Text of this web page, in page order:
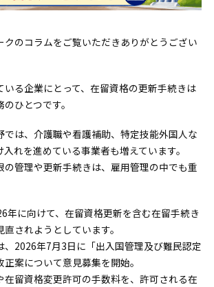
クのコラムをご覧いただきありがとうござい
いる企業にとって、在留資格の更新手続きは
ひとつです。
では、介護職や看護補助、特定技能外国人な
れを進めている事業者も増えています。
の管理や更新手続きは、雇用管理の中でも重
年に向けて、在留資格更新を含む在留手続き
されようとしています。
、2026年7月3日に「出入国管理及び難民認定
案について意見募集を開始。
在留資格変更許可の手数料を、許可される在